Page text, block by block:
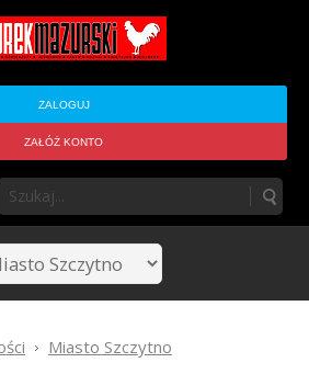
ZALOGUJ
ZAŁÓŻ KONTO
Miasto Szczytno